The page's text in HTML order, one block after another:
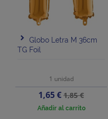
Globo Letra M 36cm
TG Foil
1 unidad
Precio
1,65 €Precio
base
1,85 €
Añadir al carrito